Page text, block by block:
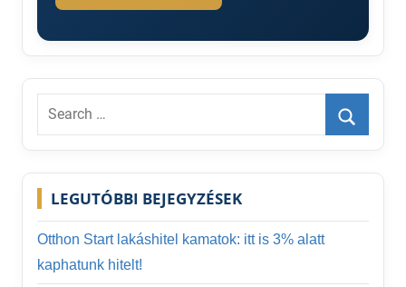
Search
Search
LEGUTÓBBI BEJEGYZÉSEK
Otthon Start lakáshitel kamatok: itt is 3% alatt
kaphatunk hitelt!